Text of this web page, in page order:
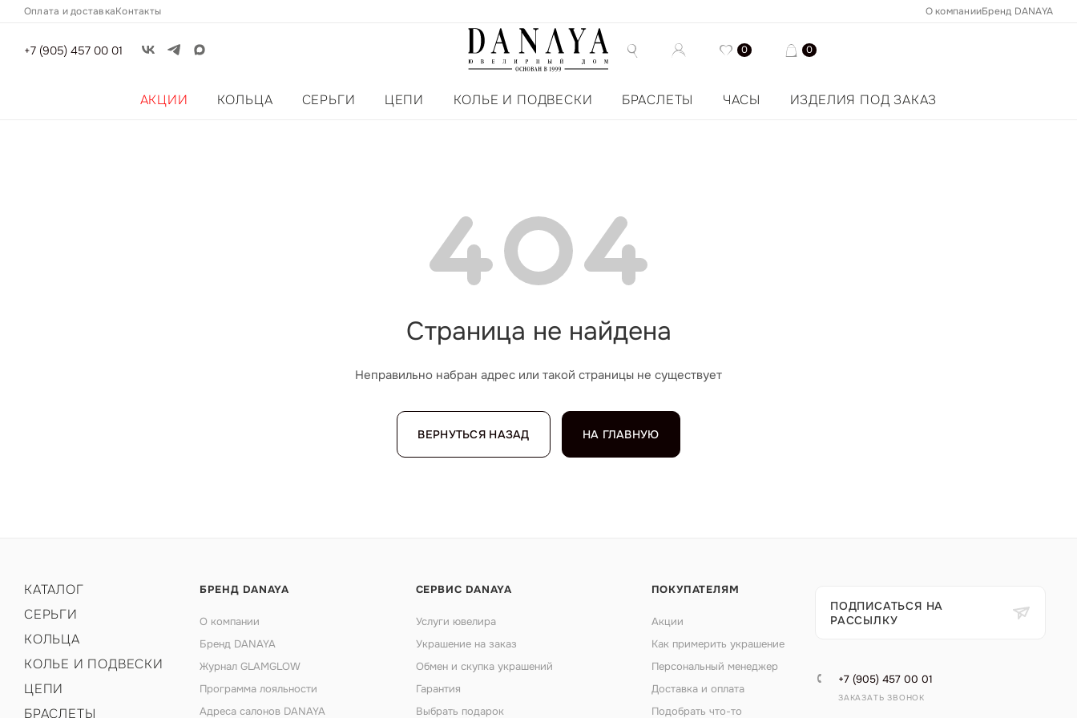
Оплата и доставкаКонтакты О компанииБренд DANAYA
+7 (905) 457 00 01 0 0
АКЦИИ КОЛЬЦА СЕРЬГИ ЦЕПИ КОЛЬЕ И ПОДВЕСКИ БРАСЛЕТЫ ЧАСЫ ИЗДЕЛИЯ ПОД ЗАКАЗ
Страница не найдена
Неправильно набран адрес или такой страницы не существует
ВЕРНУТЬСЯ НАЗАД НА ГЛАВНУЮ
КАТАЛОГ
СЕРЬГИ
КОЛЬЦА
КОЛЬЕ И ПОДВЕСКИ
ЦЕПИ
БРАСЛЕТЫ
БРЕНД DANAYA
О компании
Бренд DANAYA
Журнал GLAMGLOW
Программа лояльности
Адреса салонов DANAYA
СЕРВИС DANAYA
Услуги ювелира
Украшение на заказ
Обмен и скупка украшений
Гарантия
Выбрать подарок
ПОКУПАТЕЛЯМ
Акции
Как примерить украшение
Персональный менеджер
Доставка и оплата
Подобрать что-то
ПОДПИСАТЬСЯ НА
РАССЫЛКУ
+7 (905) 457 00 01
ЗАКАЗАТЬ ЗВОНОК